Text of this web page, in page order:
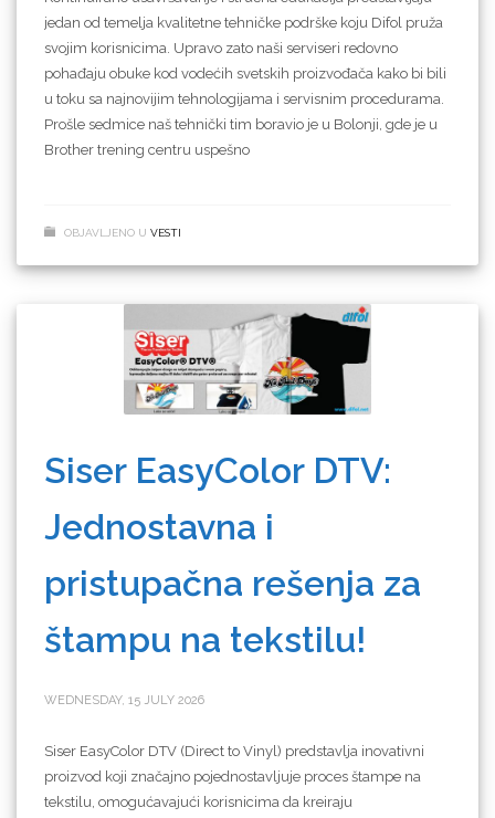
jedan od temelja kvalitetne tehničke podrške koju Difol pruža
svojim korisnicima. Upravo zato naši serviseri redovno
pohađaju obuke kod vodećih svetskih proizvođača kako bi bili
u toku sa najnovijim tehnologijama i servisnim procedurama.
Prošle sedmice naš tehnički tim boravio je u Bolonji, gde je u
Brother trening centru uspešno
OBJAVLJENO U VESTI
Siser EasyColor DTV:
Jednostavna i
pristupačna rešenja za
štampu na tekstilu!
WEDNESDAY, 15 JULY 2026
Siser EasyColor DTV (Direct to Vinyl) predstavlja inovativni
proizvod koji značajno pojednostavljuje proces štampe na
tekstilu, omogućavajući korisnicima da kreiraju